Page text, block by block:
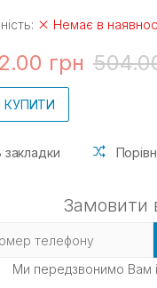
Немає в
грн
КУПИТИ
закладки
Замовити
Ми передзвонимо Вам